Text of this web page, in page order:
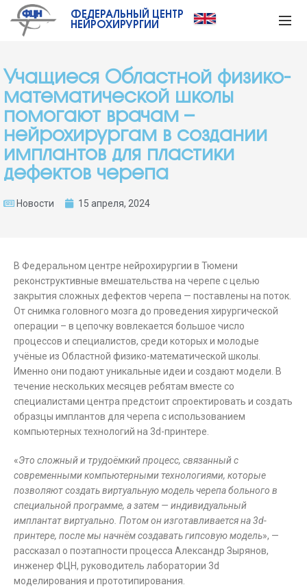
ФЕДЕРАЛЬНЫЙ ЦЕНТР
НЕЙРОХИРУРГИИ
Учащиеся Областной физико-
математической школы
помогают врачам –
нейрохирургам в создании
имплантов для пластики
дефектов черепа
Новости 15 апреля, 2024
В Федеральном центре нейрохирургии в Тюмени
реконструктивные вмешательства на черепе с целью
закрытия сложных дефектов черепа — поставлены на поток.
От снимка головного мозга до проведения хирургической
операции – в цепочку вовлекается большое число
процессов и специалистов, среди которых и молодые
учёные из Областной физико-математической школы.
Именно они подают уникальные идеи и создают модели. В
течение нескольких месяцев ребятам вместе со
специалистами центра предстоит спроектировать и создать
образцы имплантов для черепа с использованием
компьютерных технологий на 3d-принтере.
«Это сложный и трудоёмкий процесс, связанный с
современными компьютерными технологиями, которые
позволяют создать виртуальную модель черепа больного в
специальной программе, а затем — индивидуальный
имплантат виртуально. Потом он изготавливается на 3d-
принтере, после мы начнём создавать гипсовую модель», —
рассказал о поэтапности процесса Александр Зырянов,
инженер ФЦН, руководитель лаборатории 3d
моделирования и прототипирования.